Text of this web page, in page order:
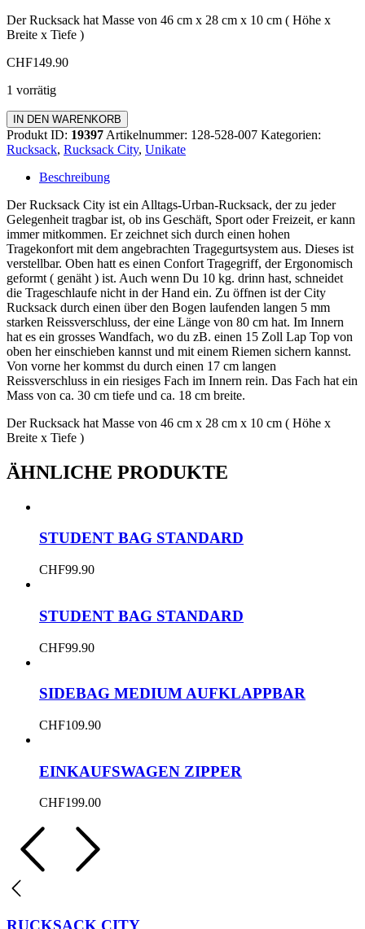
Der Rucksack hat Masse von 46 cm x 28 cm x 10 cm ( Höhe x
Breite x Tiefe )
CHF149.90
1 vorrätig
Rucksack
City
Menge
IN DEN WARENKORB
Produkt ID: 19397 Artikelnummer: 128-528-007 Kategorien:
Rucksack, Rucksack City, Unikate
Beschreibung
Der Rucksack City ist ein Alltags-Urban-Rucksack, der zu jeder
Gelegenheit tragbar ist, ob ins Geschäft, Sport oder Freizeit, er kann
immer mitkommen. Er zeichnet sich durch einen hohen
Tragekonfort mit dem angebrachten Tragegurtsystem aus. Dieses ist
verstellbar. Oben hatt es einen Confort Tragegriff, der Ergonomisch
geformt ( genäht ) ist. Auch wenn Du 10 kg. drinn hast, schneidet
die Trageschlaufe nicht in der Hand ein. Zu öffnen ist der City
Rucksack durch einen über den Bogen laufenden langen 5 mm
starken Reissverschluss, der eine Länge von 80 cm hat. Im Innern
hat es ein grosses Wandfach, wo du zB. einen 15 Zoll Lap Top von
oben her einschieben kannst und mit einem Riemen sichern kannst.
Von vorne her kommst du durch einen 17 cm langen
Reissverschluss in ein riesiges Fach im Innern rein. Das Fach hat ein
Mass von ca. 30 cm tiefe und ca. 18 cm breite.
Der Rucksack hat Masse von 46 cm x 28 cm x 10 cm ( Höhe x
Breite x Tiefe )
ÄHNLICHE PRODUKTE
STUDENT BAG STANDARD
CHF99.90
STUDENT BAG STANDARD
CHF99.90
SIDEBAG MEDIUM AUFKLAPPBAR
CHF109.90
EINKAUFSWAGEN ZIPPER
CHF199.00
RUCKSACK CITY